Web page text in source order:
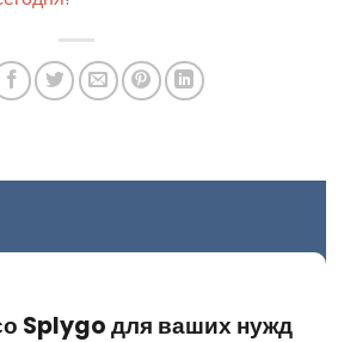
Splygo для ваших нужд